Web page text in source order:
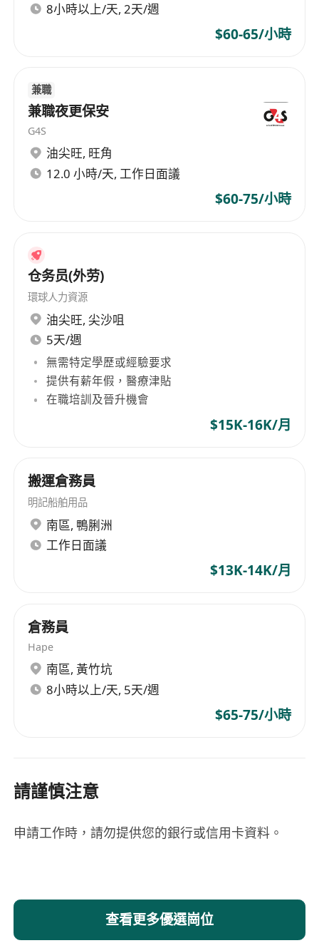
8小時以上/天, 2天/週
$60-65/小時
兼職
兼職夜更保安
G4S
油尖旺, 旺角
12.0 小時/天, 工作日面議
$60-75/小時
仓务员(外劳)
環球人力資源
油尖旺, 尖沙咀
5天/週
無需特定學歷或經驗要求
提供有薪年假，醫療津貼
在職培訓及晉升機會
$15K-16K/月
搬運倉務員
明記船舶用品
南區, 鴨脷洲
工作日面議
$13K-14K/月
倉務員
Hape
南區, 黃竹坑
8小時以上/天, 5天/週
$65-75/小時
請謹慎注意
申請工作時，請勿提供您的銀行或信用卡資料。
查看更多優選崗位